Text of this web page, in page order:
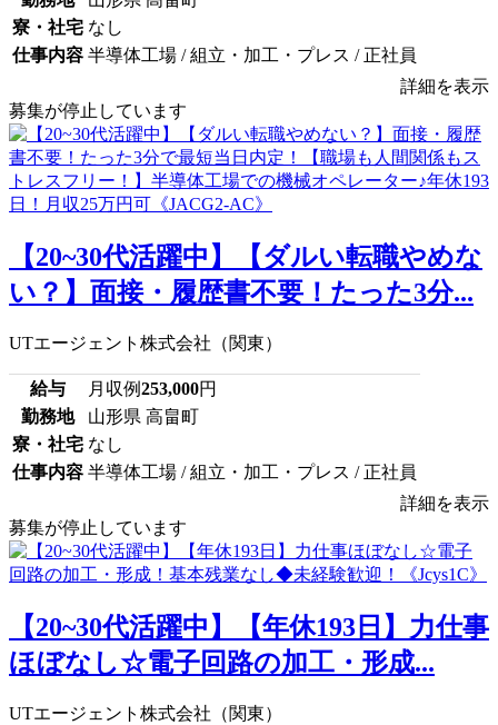
寮・社宅 なし
仕事内容 半導体工場 / 組立・加工・プレス / 正社員
詳細を表示
募集が停止しています
【20~30代活躍中】【ダルい転職やめな
い？】面接・履歴書不要！たった3分...
UTエージェント株式会社（関東）
給与 月収例253,000円
勤務地
山形県 高畠町
寮・社宅 なし
仕事内容 半導体工場 / 組立・加工・プレス / 正社員
詳細を表示
募集が停止しています
【20~30代活躍中】【年休193日】力仕事
ほぼなし☆電子回路の加工・形成...
UTエージェント株式会社（関東）